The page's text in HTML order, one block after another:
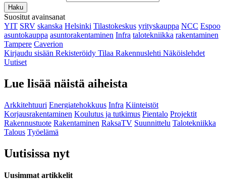
Haku
Suositut avainsanat
YIT SRV skanska Helsinki Tilastokeskus yrityskauppa NCC Espoo
asuntokauppa asuntorakentaminen Infra talotekniikka rakentaminen
Tampere Caverion
Kirjaudu sisään Rekisteröidy Tilaa Rakennuslehti Näköislehdet
Uutiset
Lue lisää näistä aiheista
Arkkitehtuuri Energiatehokkuus Infra Kiinteistöt
Korjausrakentaminen Koulutus ja tutkimus Pientalo Projektit
Rakennustuote Rakentaminen RaksaTV Suunnittelu Talotekniikka
Talous Työelämä
Uutisissa nyt
Uusimmat artikkelit